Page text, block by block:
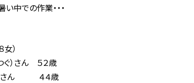
い中での作業・・・
）
）さん ５２歳
さん ４４歳